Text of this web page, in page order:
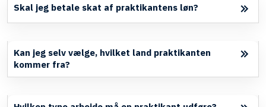
Skal jeg betale skat af praktikantens løn?
Kan jeg selv vælge, hvilket land praktikanten
kommer fra?